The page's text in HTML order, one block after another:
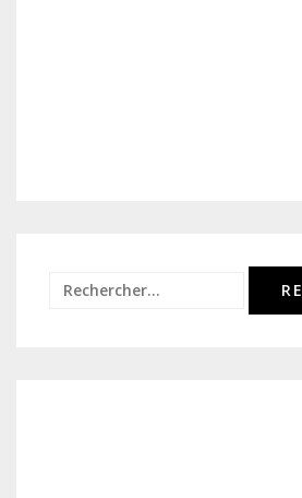
Rechercher :